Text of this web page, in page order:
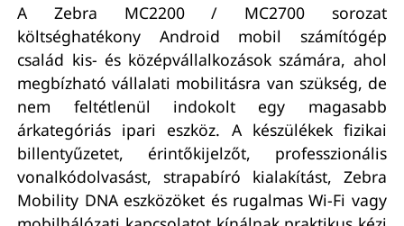
A Zebra MC2200 / MC2700 sorozat
költséghatékony Android mobil számítógép
család kis- és középvállalkozások számára, ahol
megbízható vállalati mobilitásra van szükség, de
nem feltétlenül indokolt egy magasabb
árkategóriás ipari eszköz. A készülékek fizikai
billentyűzetet, érintőkijelzőt, professzionális
vonalkódolvasást, strapabíró kialakítást, Zebra
Mobility DNA eszközöket és rugalmas Wi-Fi vagy